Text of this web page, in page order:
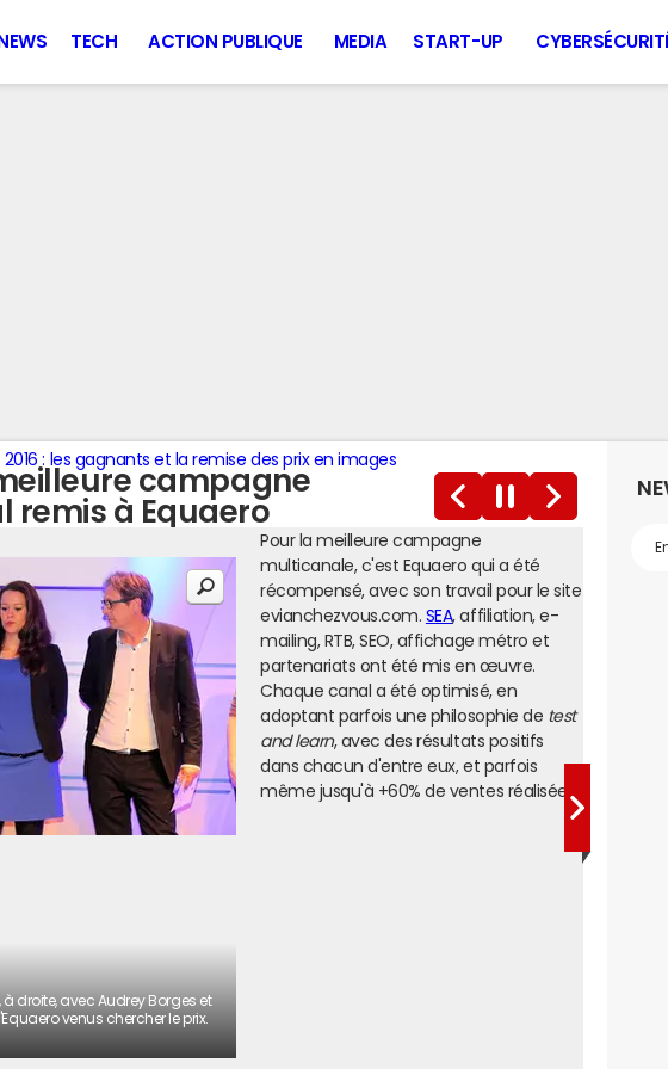
TECH ACTION PUBLIQUE MEDIA START-UP
campagne
remis à Equaero
2016 : les gagnants et la remise des prix en images
droite, avec Audrey Borges et
venus chercher le prix.
Pour la meilleure campagne
multicanale, c'est Equaero qui a été
récompensé, avec son travail pour le site
evianchezvous.com. SEA, affiliation, e-
mailing, RTB, SEO, affichage métro et
partenariats ont été mis en œuvre.
Chaque canal a été optimisé, en
adoptant parfois une philosophie de test
and learn, avec des résultats positifs
dans chacun d'entre eux, et parfois
même jusqu'à +60% de ventes réalisées.